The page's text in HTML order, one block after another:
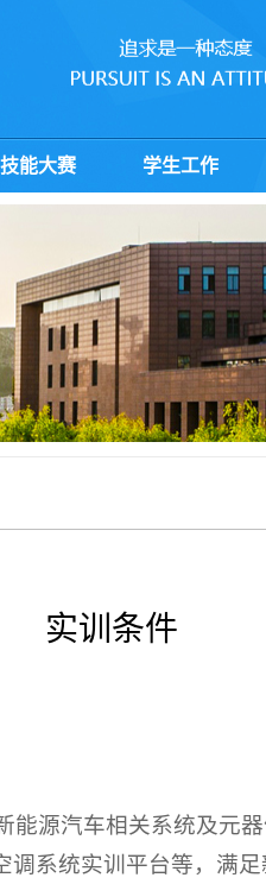
技能大赛 学生工作
实训条件
源汽车相关系统及元
系统实训平台等，满